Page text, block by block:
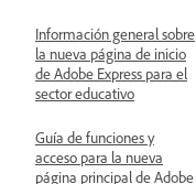
Información general sobre
la nueva página de inicio
de Adobe Express para el
sector educativo
Guía de funciones y
acceso para la nueva
página principal de Adobe